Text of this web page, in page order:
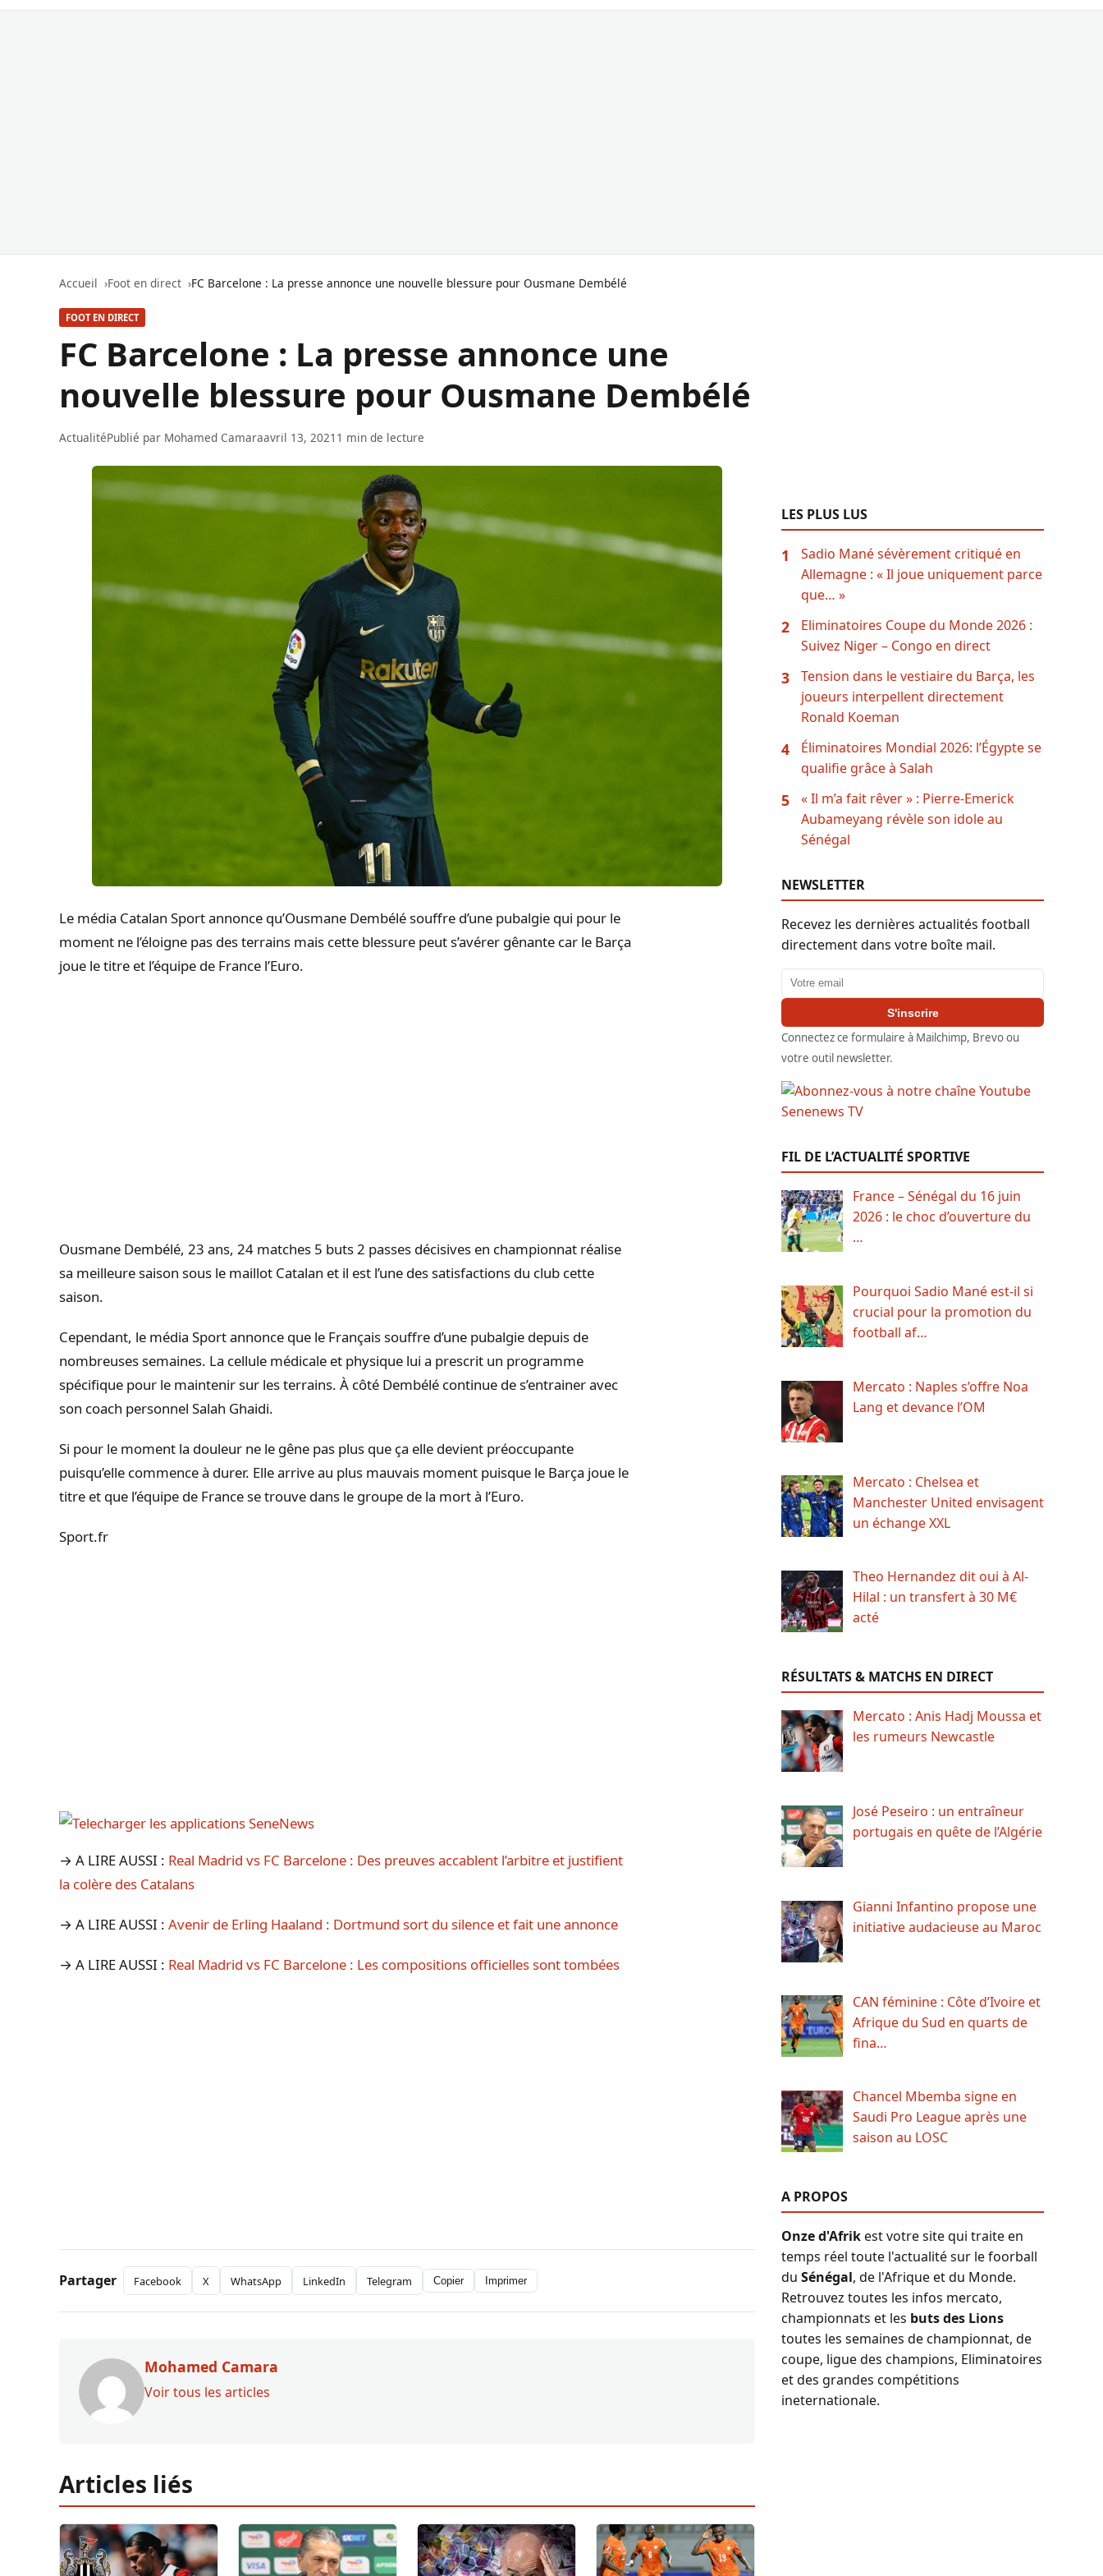
Accueil Foot en direct FC Barcelone : La presse annonce une nouvelle blessure pour Ousmane Dembélé
FOOT EN DIRECT
FC Barcelone : La presse annonce une
nouvelle blessure pour Ousmane Dembélé
ActualitéPublié par Mohamed Camaraavril 13, 2021 1 min de lecture
Le média Catalan Sport annonce qu’Ousmane Dembélé souffre d’une pubalgie qui pour le
moment ne l’éloigne pas des terrains mais cette blessure peut s’avérer gênante car le Barça
joue le titre et l’équipe de France l’Euro.
Ousmane Dembélé, 23 ans, 24 matches 5 buts 2 passes décisives en championnat réalise
sa meilleure saison sous le maillot Catalan et il est l’une des satisfactions du club cette
saison.
Cependant, le média Sport annonce que le Français souffre d’une pubalgie depuis de
nombreuses semaines. La cellule médicale et physique lui a prescrit un programme
spécifique pour le maintenir sur les terrains. À côté Dembélé continue de s’entrainer avec
son coach personnel Salah Ghaidi.
Si pour le moment la douleur ne le gêne pas plus que ça elle devient préoccupante
puisqu’elle commence à durer. Elle arrive au plus mauvais moment puisque le Barça joue le
titre et que l’équipe de France se trouve dans le groupe de la mort à l’Euro.
Sport.fr
→ A LIRE AUSSI : Real Madrid vs FC Barcelone : Des preuves accablent l’arbitre et justifient
la colère des Catalans
→ A LIRE AUSSI : Avenir de Erling Haaland : Dortmund sort du silence et fait une annonce
→ A LIRE AUSSI : Real Madrid vs FC Barcelone : Les compositions officielles sont tombées
Partager Facebook X WhatsApp LinkedIn Telegram Copier Imprimer
Mohamed Camara
Voir tous les articles
Articles liés
LES PLUS LUS
1
Sadio Mané sévèrement critiqué en
Allemagne : « Il joue uniquement parce
que… »
2
Eliminatoires Coupe du Monde 2026 :
Suivez Niger – Congo en direct
3
Tension dans le vestiaire du Barça, les
joueurs interpellent directement
Ronald Koeman
4
Éliminatoires Mondial 2026: l’Égypte se
qualifie grâce à Salah
5
« Il m’a fait rêver » : Pierre-Emerick
Aubameyang révèle son idole au
Sénégal
NEWSLETTER
Recevez les dernières actualités football
directement dans votre boîte mail.
Adresse email
S'inscrire
Connectez ce formulaire à Mailchimp, Brevo ou
votre outil newsletter.
FIL DE L’ACTUALITÉ SPORTIVE
France – Sénégal du 16 juin
2026 : le choc d’ouverture du
…
Pourquoi Sadio Mané est-il si
crucial pour la promotion du
football af…
Mercato : Naples s’offre Noa
Lang et devance l’OM
Mercato : Chelsea et
Manchester United envisagent
un échange XXL
Theo Hernandez dit oui à Al-
Hilal : un transfert à 30 M€
acté
RÉSULTATS & MATCHS EN DIRECT
Mercato : Anis Hadj Moussa et
les rumeurs Newcastle
José Peseiro : un entraîneur
portugais en quête de l’Algérie
Gianni Infantino propose une
initiative audacieuse au Maroc
CAN féminine : Côte d’Ivoire et
Afrique du Sud en quarts de
fina…
Chancel Mbemba signe en
Saudi Pro League après une
saison au LOSC
A PROPOS
Onze d'Afrikest votre site qui traite en
temps réel toute l'actualité sur le foorball
du Sénégal, de l'Afrique et du Monde.
Retrouvez toutes les infos mercato,
championnats et les buts des Lions
toutes les semaines de championnat, de
coupe, ligue des champions, Eliminatoires
et des grandes compétitions
ineternationale.